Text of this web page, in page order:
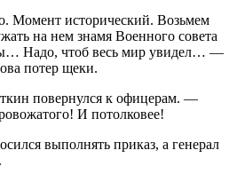
Момент исторический. Возьмем
на нем знамя Военного совета
Надо, чтоб весь мир увидел… —
потер щеки.
повернулся к офицерам. —
И потолковее!
выполнять приказ, а генерал